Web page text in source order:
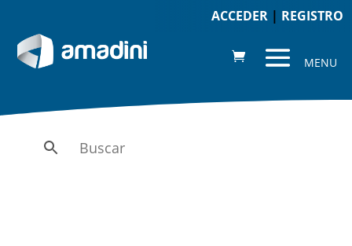
ACCEDER| REGISTRO